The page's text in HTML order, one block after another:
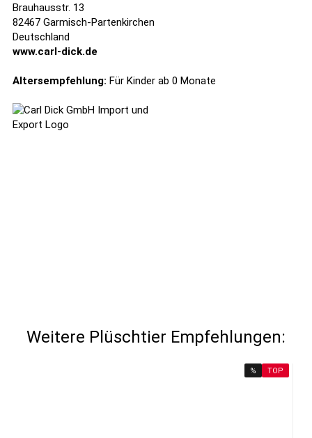
Brauhausstr. 13
82467 Garmisch-Partenkirchen
Deutschland
www.carl-dick.de
Altersempfehlung: Für Kinder ab 0 Monate
Weitere Plüschtier Empfehlungen:
% TOP